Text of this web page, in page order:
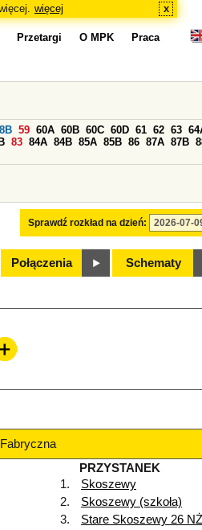
więcej x
Przetargi O MPK Praca
Sprawdź rozkład na dzień:
59 60A 60B 60C 60D 61 62 63
83 84A 84B 85A 85B 86 87A 87B
Połączenia Schematy
PRZYSTANEK
1.
Skoszewy
2.
Skoszewy (szkoła)
3.
Stare Skoszewy 26 NŻ